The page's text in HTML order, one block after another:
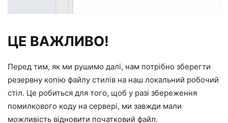
ЦЕ ВАЖЛИВО!
Перед тим, як ми рушимо далі, нам потрібно зберегти
резервну копію файлу стилів на наш локальний робочий
стіл. Це робиться для того, щоб у разі збереження
помилкового коду на сервері, ми завжди мали
можливість відновити початковий файл.